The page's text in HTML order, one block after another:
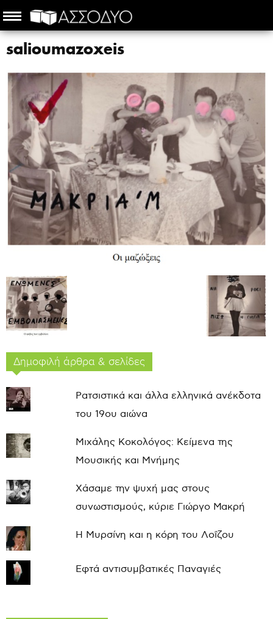
salioumazoxeis
Δημοφιλή άρθρα & σελίδες
Ρατσιστικά και άλλα ελληνικά ανέκδοτα
του 19ου αιώνα
Μιχάλης Κοκολόγος: Κείμενα της
Μουσικής και Μνήμης
Χάσαμε την ψυχή μας στους
συνωστισμούς, κύριε Γιώργο Μακρή
Η Μυρσίνη και η κόρη του Λοΐζου
Εφτά αντισυμβατικές Παναγιές